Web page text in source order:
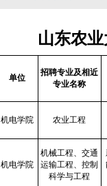
山东农
单位
招聘专业及相近
专业名称
机电学院 农业工程
机电学院
机械工程、交通
运输工程、控制
科学与工程